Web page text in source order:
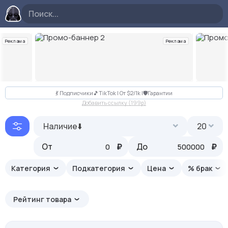
Реклама Реклама
Слайд 2 из 10
💃 Подписчики🎵TikTok | От $2/1k |🛡Гарантии
Добавить ссылку (199p)
Наличие⬇️
От
₽ До ₽
20
Категория Подкатегория Цена % брак
Рейтинг товара